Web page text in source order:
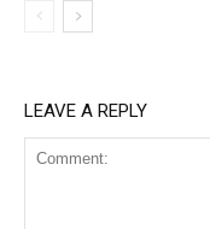
LEAVE A REPLY